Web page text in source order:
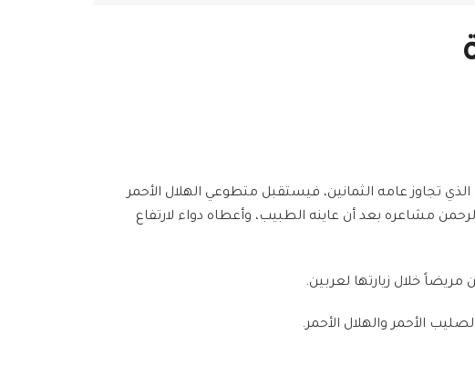
تجاوز عامه الثمانين، فيستقبل متطوعي الهلال الأحمر
مشاعره بعد أن عاينه الطبيب، وأعطاه دواء لارتفاع
خلال زيارتها لعربين.
الأحمر والهلال الأحمر.